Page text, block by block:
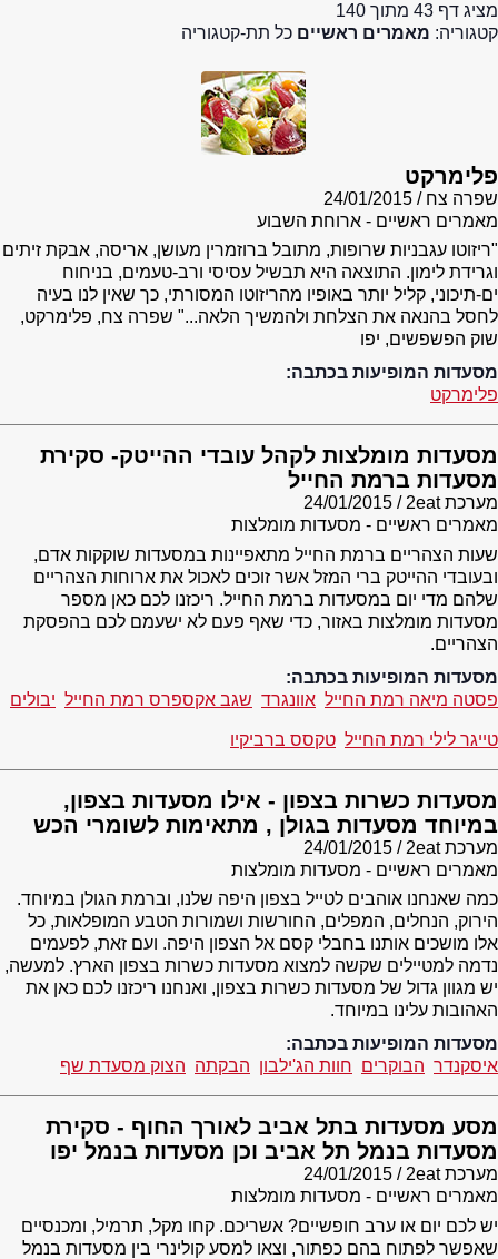
מציג דף 43 מתוך 140
קטגוריה: מאמרים ראשיים כל תת-קטגוריה
פלימרקט
שפרה צח
24/01/2015
מאמרים ראשיים - ארוחת השבוע
"ריזוטו עגבניות שרופות, מתובל ברוזמרין מעושן, אריסה, אבקת זיתים
וגרידת לימון. התוצאה היא תבשיל עסיסי ורב-טעמים, בניחוח
ים-תיכוני, קליל יותר באופיו מהריזוטו המסורתי, כך שאין לנו בעיה
לחסל בהנאה את הצלחת ולהמשיך הלאה..." שפרה צח, פלימרקט,
שוק הפשפשים, יפו
מסעדות המופיעות בכתבה:
פלימרקט
מסעדות מומלצות לקהל עובדי ההייטק- סקירת
מסעדות ברמת החייל
מערכת 2eat
24/01/2015
מאמרים ראשיים - מסעדות מומלצות
שעות הצהריים ברמת החייל מתאפיינות במסעדות שוקקות אדם,
ובעובדי ההייטק ברי המזל אשר זוכים לאכול את ארוחות הצהריים
שלהם מדי יום במסעדות ברמת החייל. ריכזנו לכם כאן מספר
מסעדות מומלצות באזור, כדי שאף פעם לא ישעמם לכם בהפסקת
הצהריים.
מסעדות המופיעות בכתבה:
פסטה מיאה רמת החייל אוונגרד שגב אקספרס רמת החייל יבולים
טייגר לילי רמת החייל טקסס ברביקיו
מסעדות כשרות בצפון - אילו מסעדות בצפון,
במיוחד מסעדות בגולן , מתאימות לשומרי הכש
מערכת 2eat
24/01/2015
מאמרים ראשיים - מסעדות מומלצות
כמה שאנחנו אוהבים לטייל בצפון היפה שלנו, וברמת הגולן במיוחד.
הירוק, הנחלים, המפלים, החורשות ושמורות הטבע המופלאות, כל
אלו מושכים אותנו בחבלי קסם אל הצפון היפה. ועם זאת, לפעמים
נדמה למטיילים שקשה למצוא מסעדות כשרות בצפון הארץ. למעשה,
יש מגוון גדול של מסעדות כשרות בצפון, ואנחנו ריכזנו לכם כאן את
האהובות עלינו במיוחד.
מסעדות המופיעות בכתבה:
איסקנדר הבוקרים חוות הג'ילבון הבקתה הצוק מסעדת שף
מסע מסעדות בתל אביב לאורך החוף - סקירת
מסעדות בנמל תל אביב וכן מסעדות בנמל יפו
מערכת 2eat
24/01/2015
מאמרים ראשיים - מסעדות מומלצות
יש לכם יום או ערב חופשיים? אשריכם. קחו מקל, תרמיל, ומכנסיים
שאפשר לפתוח בהם כפתור, וצאו למסע קולינרי בין מסעדות בנמל